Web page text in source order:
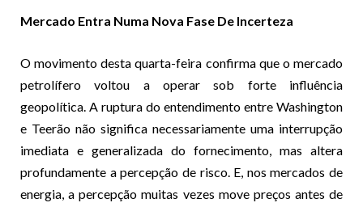
Mercado Entra Numa Nova Fase De Incerteza
O movimento desta quarta-feira confirma que o mercado
petrolífero voltou a operar sob forte influência
geopolítica. A ruptura do entendimento entre Washington
e Teerão não significa necessariamente uma interrupção
imediata e generalizada do fornecimento, mas altera
profundamente a percepção de risco. E, nos mercados de
energia, a percepção muitas vezes move preços antes de